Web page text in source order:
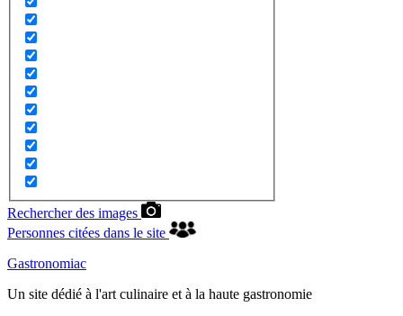
Rechercher des images
Personnes citées dans le site
Gastronomiac
Un site dédié à l'art culinaire et à la haute gastronomie